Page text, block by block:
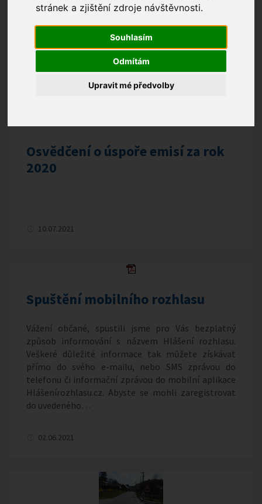
stránek a zjištění zdroje návštěvnosti.
Souhlasím
Odmítám
Upravit mé předvolby
Osvědčení o úspoře emisí za rok
2020
10.07.2021
Spuštění mobilního rozhlasu
Vážení občané, spustili jsme pro Vás bezplatný
způsob informování s názvem Hlášení rozhlasu.
Veškeré důležité informace tak můžete získávat
přímo do svého e-mailu, nebo SMS zprávou do
telefonu či informační zprávou do mobilní aplikace
Hlášenírozhlasu.cz. Abyste se mohli zaregistrovat
do uvedeného…
02.06.2021